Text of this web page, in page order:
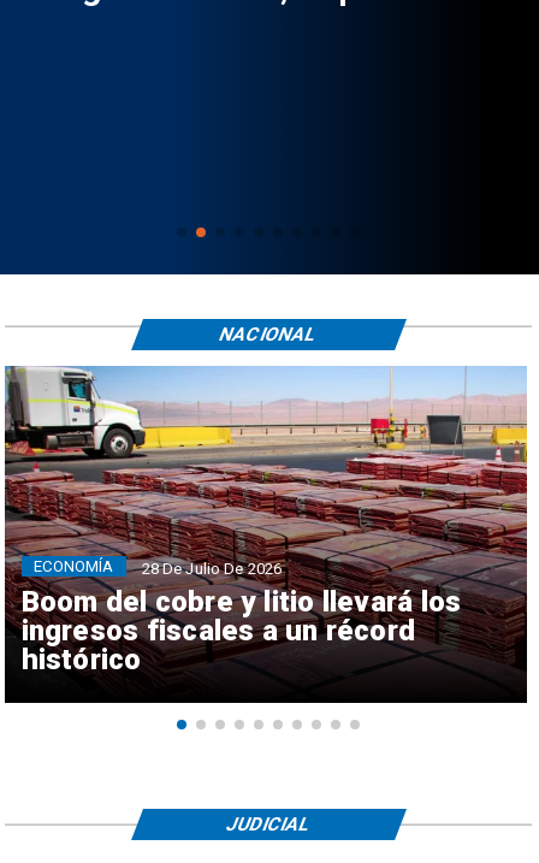
Boom del cobre y litio llevará los
ingresos fiscales a un récord
histórico
ECONOMÍA 28 De Julio De 2026
NACIONAL
JUDICIAL